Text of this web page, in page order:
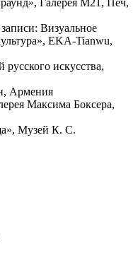
Визуальное
EKA-Tianwu,
искусства,
Армения
Максима Боксера,
Музей К. С.